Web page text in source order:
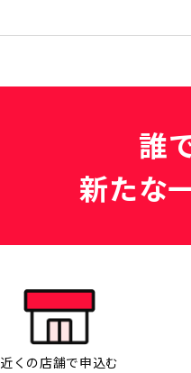
誰
新たな
近くの店舗で申込む